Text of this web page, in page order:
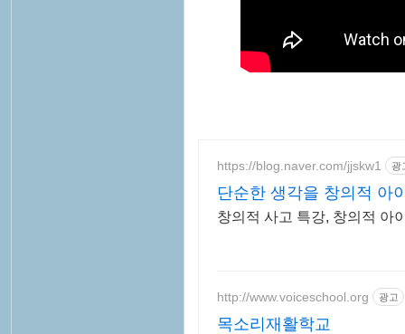
https://blog.naver.com/jjskw1 광
단순한 생각을 창의적 아
창의적 사고 특강, 창의적 아
http://www.voiceschool.org 광고
목소리재활학교